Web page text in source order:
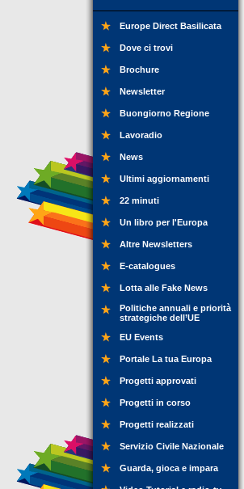
Europe Direct Basilicata
Dove ci trovi
Brochure
Newsletter
Buongiorno Regione
Lavoradio
News
Ultimi aggiornamenti
22 minuti
Un libro per l'Europa
Altre Newsletters
E-catalogues
Lotta alle Fake News
Politiche annuali e priorità
strategiche dell’UE
EU Events
Portale La tua Europa
Progetti approvati
Progetti in corso
Progetti realizzati
Servizio Civile Nazionale
Guarda, gioca e impara